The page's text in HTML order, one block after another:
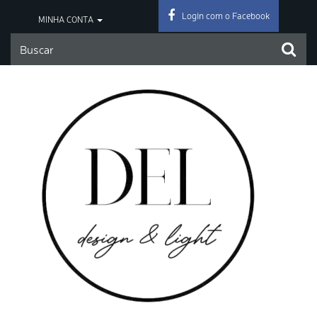
MINHA CONTA Login com o Facebook